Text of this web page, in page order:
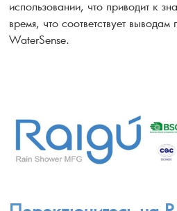
использовании, что приводит к
время, что соответствует
WaterSense.